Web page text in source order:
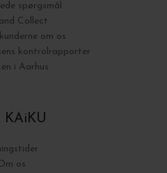
spørgsmål
Collect
om os
kontrolrapporter
i Aarhus
KAiKU
os